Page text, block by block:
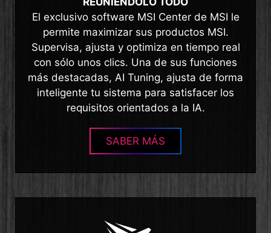
El exclusivo software MSI Center de MSI le
permite maximizar sus productos MSI.
Supervisa, ajusta y optimiza en tiempo real
con sólo unos clics. Una de sus funciones
más destacadas, AI Tuning, ajusta de forma
inteligente tu sistema para satisfacer los
requisitos orientados a la IA.
SABER MÁS